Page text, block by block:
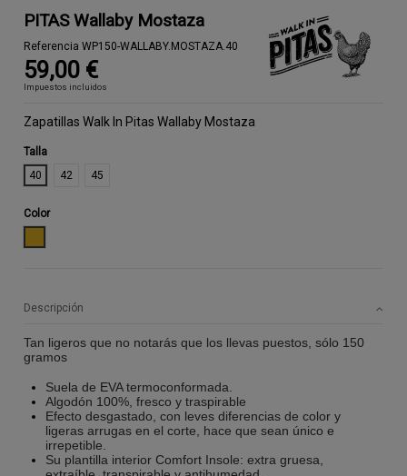
PITAS Wallaby Mostaza
Referencia WP150-WALLABY.MOSTAZA.40
59,00 €
Impuestos incluidos
Zapatillas Walk In Pitas Wallaby Mostaza
Talla
40
42 45
Color
Descripción
Tan ligeros que no notarás que los llevas puestos, sólo 150
gramos
Suela de EVA termoconformada.
Algodón 100%, fresco y traspirable
Efecto desgastado, con leves diferencias de color y
ligeras arrugas en el corte, hace que sean único e
irrepetible.
Su plantilla interior Comfort Insole: extra gruesa,